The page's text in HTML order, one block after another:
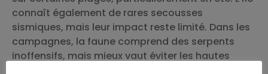
connaît également de rares secousses
sismiques, mais leur impact reste limité. Dans les
campagnes, la faune comprend des serpents
inoffensifs, mais mieux vaut éviter les hautes